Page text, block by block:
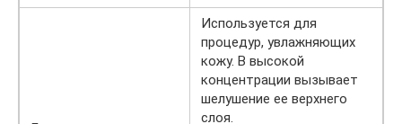
Используется для
процедур, увлажняющих
кожу. В высокой
концентрации вызывает
шелушение ее верхнего
слоя.